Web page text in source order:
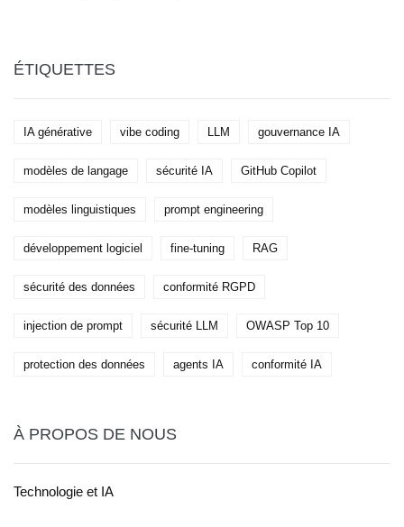
ÉTIQUETTES
IA générative vibe coding LLM gouvernance IA
modèles de langage sécurité IA GitHub Copilot
modèles linguistiques prompt engineering
développement logiciel fine-tuning RAG
sécurité des données conformité RGPD
injection de prompt sécurité LLM OWASP Top 10
protection des données agents IA conformité IA
À PROPOS DE NOUS
Technologie et IA